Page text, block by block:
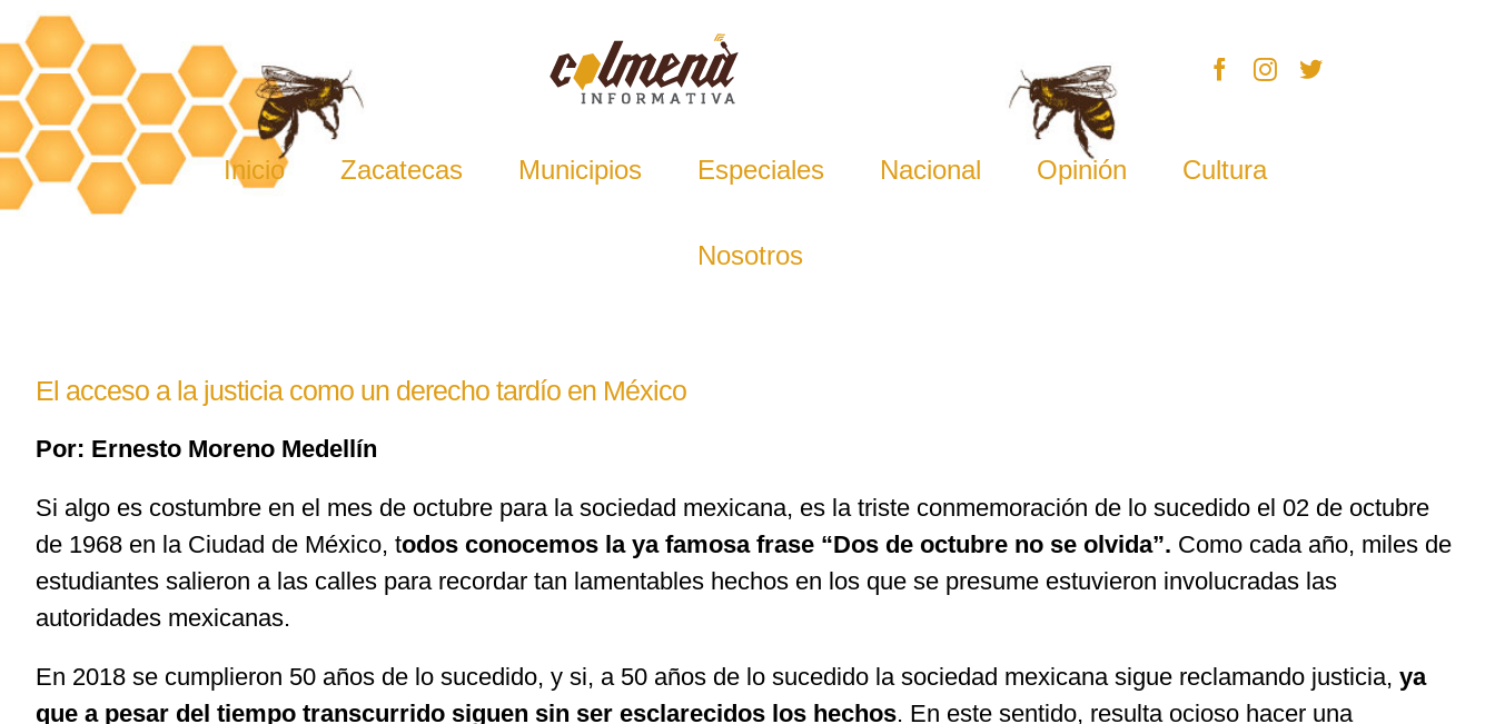
Skip
to
content
Inicio Zacatecas Municipios Especiales Nacional Opinión Cultura
Nosotros
El acceso a la justicia como un derecho tardío en México
Por: Ernesto Moreno Medellín
Si algo es costumbre en el mes de octubre para la sociedad mexicana, es la triste conmemoración de lo sucedido el 02 de octubre
de 1968 en la Ciudad de México, todos conocemos la ya famosa frase “Dos de octubre no se olvida”. Como cada año, miles de
estudiantes salieron a las calles para recordar tan lamentables hechos en los que se presume estuvieron involucradas las
autoridades mexicanas.
En 2018 se cumplieron 50 años de lo sucedido, y si, a 50 años de lo sucedido la sociedad mexicana sigue reclamando justicia, ya
que a pesar del tiempo transcurrido siguen sin ser esclarecidos los hechos. En este sentido, resulta ocioso hacer una